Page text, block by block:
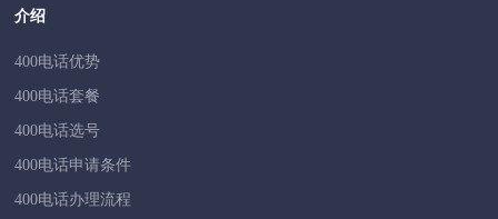
介绍
400电话优势
400电话套餐
400电话选号
400电话申请条件
400电话办理流程